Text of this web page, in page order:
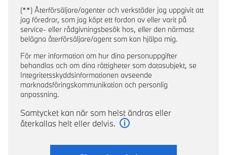
(**) Återförsäljare/agenter och verkstäder jag uppgivit att
jag föredrar, som jag köpt ett fordon av eller varit på
service- eller rådgivningsbesök hos, eller den närmast
belägna återförsäljare/agent som kan hjälpa mig.
För mer information om hur dina personuppgifter
behandlas och om dina rättigheter som datasubjekt, se
Integritetsskyddsinformationen avseende
marknadsföringskommunikation och personlig
anpassning.
Samtycket kan när som helst ändras eller
återkallas helt eller delvis.